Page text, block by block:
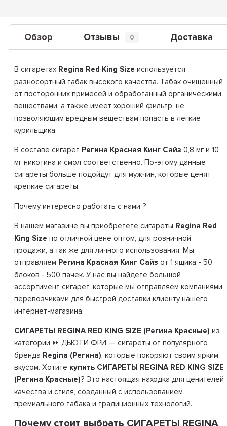
Обзор Отзывы 0 Доставка
В сигаретах Regina Red King Size используется
разносортный табак высокого качества. Табак очищенный
от посторонних примесей и обработанный органическими
веществами, а также имеет хороший фильтр, не
позволяющим вредным веществам попасть в легкие
курильщика.
В составе сигарет Регина Красная Кинг Сайз 0,8 мг и 10
мг никотина и смол соответственно. По-этому данные
сигареты больше подойдут для мужчин, которые ценят
крепкие сигареты.
Почему интересно работать с нами ?
В нашем магазине вы приобретете сигареты Regina Red
King Size по отличной цене оптом, для розничной
продажи, а так же для личного использования. Мы
отправляем Регина Красная Кинг Сайз от 1 ящика - 50
блоков - 500 пачек. У нас вы найдете большой
ассортимент сигарет, которые мы отправляем компаниями
перевозчиками для быстрой доставки клиенту нашего
интернет-магазина.
СИГАРЕТЫ REGINA RED KING SIZE (Регина Красные) из
категории ⏩ ДЬЮТИ ФРИ — сигареты от популярного
бренда Regina (Регина), которые покоряют своим ярким
вкусом. Хотите купить СИГАРЕТЫ REGINA RED KING SIZE
(Регина Красные)? Это настоящая находка для ценителей
качества и стиля, созданный с использованием
премиального табака и традиционных технологий.
Почему стоит выбрать СИГАРЕТЫ REGINA